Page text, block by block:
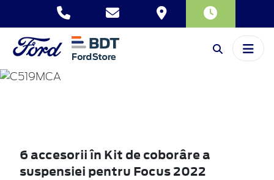
FOCUS
6 accesorii în Kit de coborâre a
suspensiei pentru Focus 2022